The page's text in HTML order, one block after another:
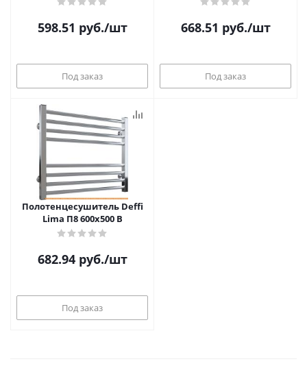
598.51 руб./шт
Под заказ
668.51 руб./шт
Под заказ
Полотенцесушитель Deffi
Lima П8 600х500 В
682.94руб./шт
Под заказ